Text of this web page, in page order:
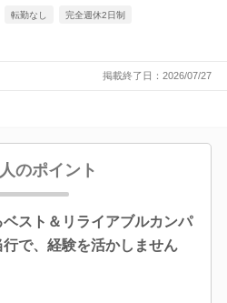
転勤なし 完全週休2日制
掲載終了日：2026/07/27
のポイント
スト＆リライアブルカンパ
で、経験を活かしません